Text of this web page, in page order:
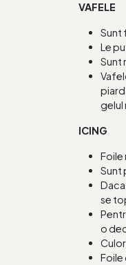
VAFELE
Sunt
Le
Sunt
gelul
ICING
Foile
Sunt
se
o
Foile